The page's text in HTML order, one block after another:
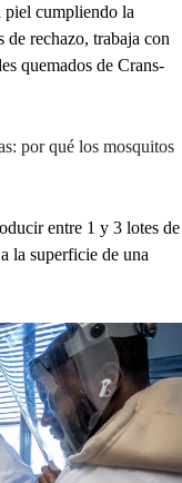
piel cumpliendo la
de rechazo, trabaja con
quemados de Crans-
por qué los mosquitos
entre 1 y 3 lotes de
la superficie de una